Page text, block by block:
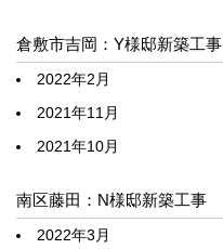
倉敷市吉岡：Y様邸新築工事
2022年2月
2021年11月
2021年10月
南区藤田：N様邸新築工事
2022年3月